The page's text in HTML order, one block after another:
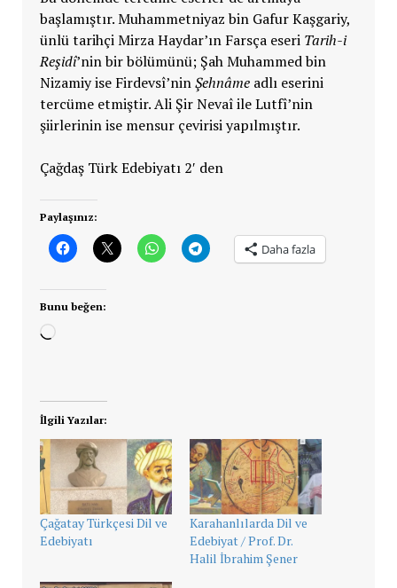
başlamıştır. Muhammetniyaz bin Gafur Kaşgariy,
ünlü tarihçi Mirza Haydar’ın Farsça eseri Tarih-i
Reşidî’nin bir bölümünü; Şah Muhammed bin
Nizamiy ise Firdevsî’ninŞehnâmeadlı eserini
tercüme etmiştir. Ali Şir Nevaî ile Lutfî’nin
şiirlerinin ise mensur çevirisi yapılmıştır.
Çağdaş Türk Edebiyatı 2′ den
Paylaşınız:
Daha fazla
Bunu beğen:
Yükleniyor...
İlgili Yazılar:
Çağatay Türkçesi Dil ve
Edebiyatı
Karahanlılarda Dil ve
Edebiyat / Prof. Dr.
Halil İbrahim Şener